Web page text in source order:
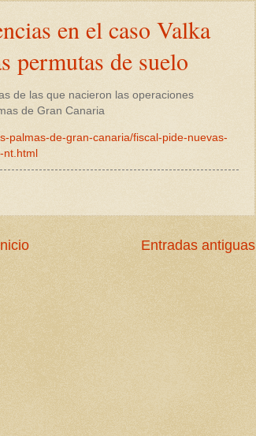
en el caso Valka
permutas de suelo
de las que nacieron las operaciones
de Gran Canaria
palmas-de-gran-canaria/fiscal-pide-nuevas-
nt.html
Entradas antiguas